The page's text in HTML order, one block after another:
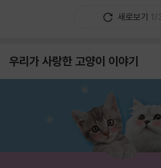
새로보기 1/
우리가 사랑한 고양이 이야기